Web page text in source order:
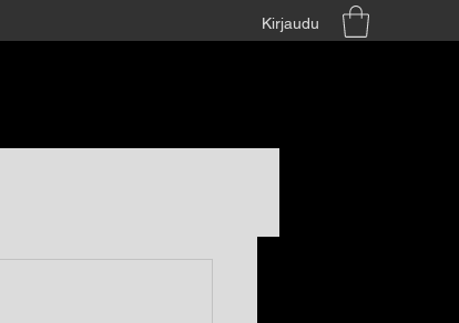
Kirjaudu